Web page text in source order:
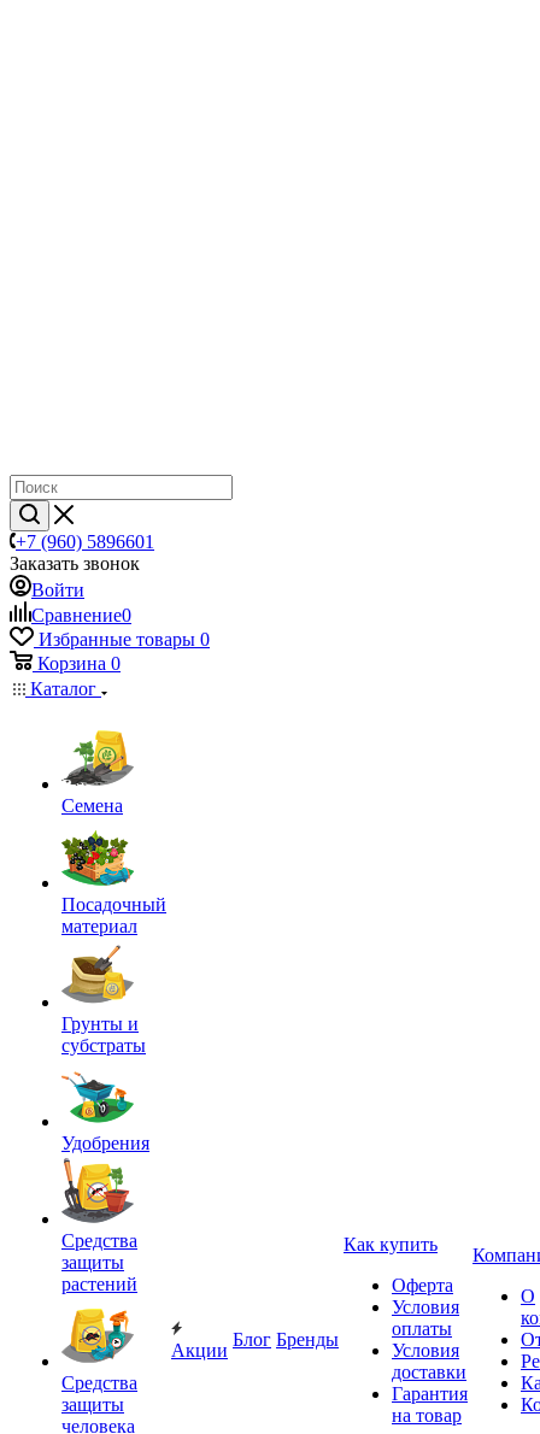
+7 (960) 5896601
Заказать звонок
Войти
Сравнение0
Избранные товары 0
Корзина 0
Каталог
Семена
Посадочный
материал
Грунты и
субстраты
Удобрения
Средства
защиты
растений
Средства
защиты
человека
Акции
Блог Бренды
Как купить
Оферта
Условия
оплаты
Условия
доставки
Гарантия
на товар
О